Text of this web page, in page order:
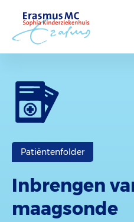
Patiëntenfolder
Inbrengen
maagsonde